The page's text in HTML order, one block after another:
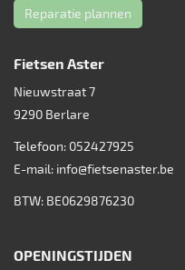
Reparatie plannen
Fietsen Aster
Nieuwstraat 7
9290 Berlare
Telefoon: 052427925
E-mail: info@fietsenaster.be
BTW: BE0629876230
OPENINGSTIJDEN